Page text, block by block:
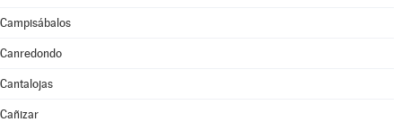
Campisábalos
Canredondo
Cantalojas
Cañizar